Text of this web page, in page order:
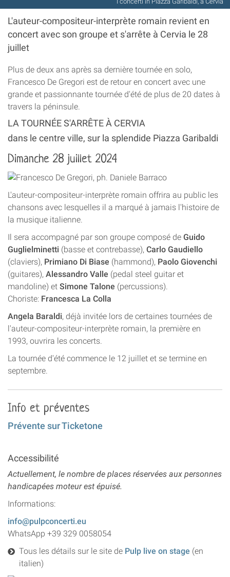
L'auteur-compositeur-interprète romain revient en
concert avec son groupe et s'arrête à Cervia le 28
juillet
Plus de deux ans après sa dernière tournée en solo,
Francesco De Gregori est de retour en concert avec une
grande et passionnante tournée d'été de plus de 20 dates à
travers la péninsule.
LA TOURNÉE S'ARRÊTE À CERVIA
dans le centre ville, sur la splendide Piazza Garibaldi
Dimanche 28 juillet 2024
L'auteur-compositeur-interprète romain offrira au public les
chansons avec lesquelles il a marqué à jamais l'histoire de
la musique italienne.
Il sera accompagné par son groupe composé de Guido
Guglielminetti (basse et contrebasse), Carlo Gaudiello
(claviers), Primiano Di Biase (hammond), Paolo Giovenchi
(guitares), Alessandro Valle (pedal steel guitar et
mandoline) et Simone Talone (percussions).
Choriste: Francesca La Colla
Angela Baraldi, déjà invitée lors de certaines tournées de
l'auteur-compositeur-interprète romain, la première en
1993, ouvrira les concerts.
La tournée d'été commence le 12 juillet et se termine en
septembre.
Info et préventes
Prévente sur Ticketone
Accessibilité
Actuellement, le nombre de places réservées aux personnes
handicapées moteur est épuisé.
Informations:
info@pulpconcerti.eu
WhatsApp +39 329 0058054
Tous les détails sur le site de Pulp live on stage (en
italien)